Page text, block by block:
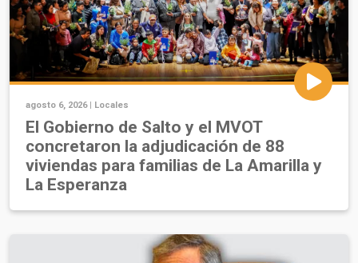
agosto 6, 2026 | Locales
El Gobierno de Salto y el MVOT
concretaron la adjudicación de 88
viviendas para familias de La Amarilla y
La Esperanza